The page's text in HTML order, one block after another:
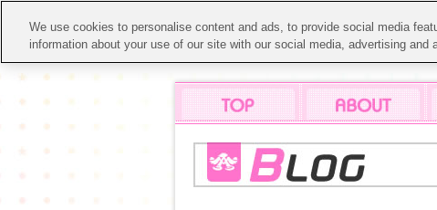
We use cookies to personalise content and ads, to provide social media
information about your use of our site with our social media, advertising and